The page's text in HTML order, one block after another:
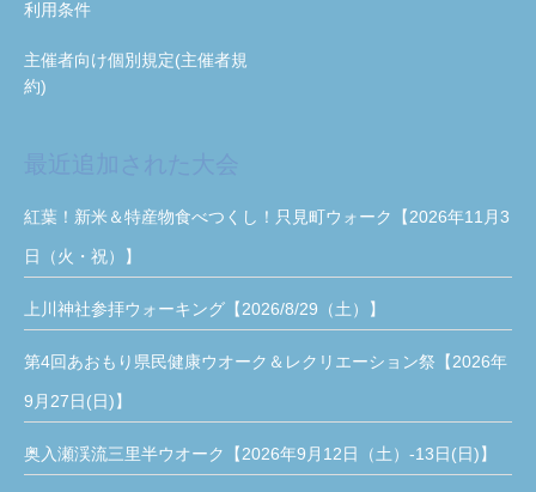
利用条件
主催者向け個別規定(主催者規
約)
紅葉！新米＆特産物食べつくし！只見町ウォーク【2026年11月3
日（火・祝）】
上川神社参拝ウォーキング【2026/8/29（土）】
第4回あおもり県民健康ウオーク＆レクリエーション祭【2026年
9月27日(日)】
奥入瀬渓流三里半ウオーク【2026年9月12日（土）-13日(日)】